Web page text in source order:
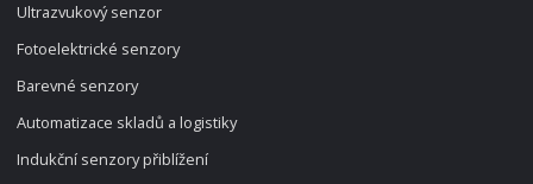
Ultrazvukový senzor
Fotoelektrické senzory
Barevné senzory
Automatizace skladů a logistiky
Indukční senzory přiblížení